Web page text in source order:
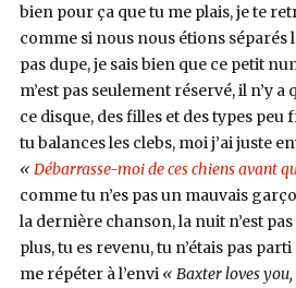
bien pour ça que tu me plais, je te
comme si nous nous étions séparés
pas dupe, je sais bien que ce petit
m’est pas seulement réservé, il n’y a
ce disque, des filles et des types
tu balances les clebs, moi j’ai juste
« Débarrasse-moi de ces chiens avant
comme tu n’es pas un mauvais
la dernière chanson, la nuit n’est
plus, tu es revenu, tu n’étais pas
me répéter à l’envi « Baxter loves